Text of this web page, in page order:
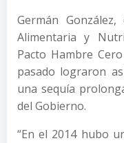
Germán
Alimentaria y
Pacto Hambre
pasado lograron
una sequía
del Gobierno.
“En el 2014 hubo